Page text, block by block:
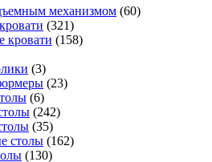
механизмом (60)
(321)
кровати (158)
(3)
(23)
(6)
(242)
(35)
столы (162)
(130)